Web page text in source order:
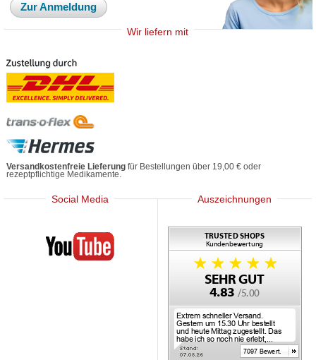
Zur Anmeldung
Wir liefern mit
Versandkostenfreie Lieferung für Bestellungen über 19,00 € oder
rezeptpflichtige Medikamente.
Social Media
Mediherz
Auszeichnungen